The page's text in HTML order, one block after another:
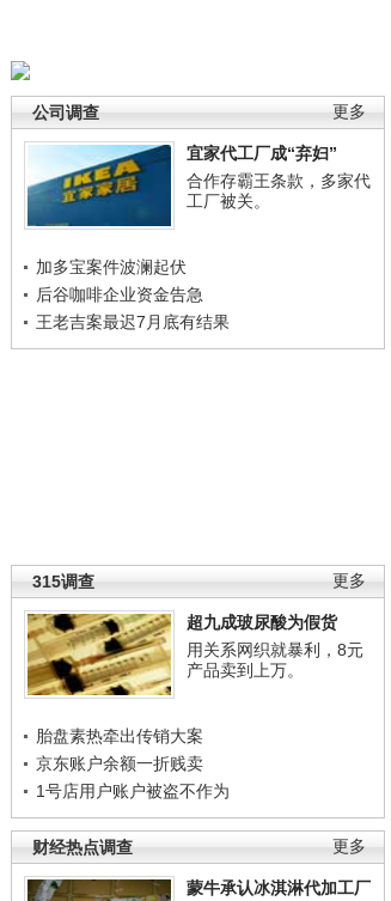
更多
公司调查
宜家代工厂成“弃妇”
合作存霸王条款，多家代
工厂被关。
加多宝案件波澜起伏
后谷咖啡企业资金告急
王老吉案最迟7月底有结果
更多
315调查
超九成玻尿酸为假货
用关系网织就暴利，8元
产品卖到上万。
胎盘素热牵出传销大案
京东账户余额一折贱卖
1号店用户账户被盗不作为
更多
财经热点调查
蒙牛承认冰淇淋代加工厂